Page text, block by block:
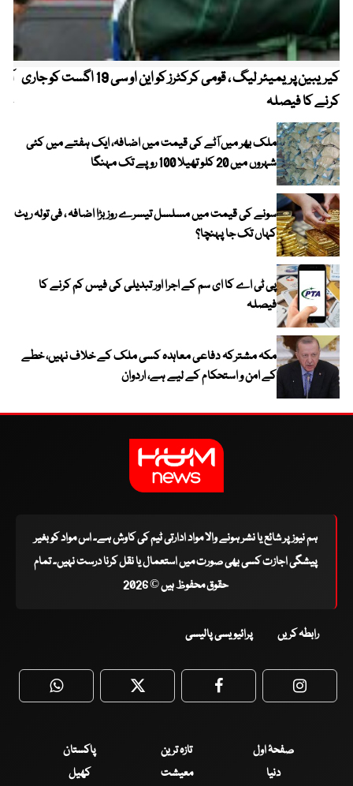
کیریبین پریمیئر لیگ ، قومی کرکٹرز کو این او سی 19 اگست کو جاری
کرنے کا فیصلہ
ملک بھر میں آٹے کی قیمت میں اضافہ، ایک ہفتے میں کئی
شہروں میں 20 کلو تھیلا 100 روپے تک مہنگا
سونے کی قیمت میں مسلسل تیسرے روز بڑا اضافہ ، فی تولہ ریٹ
کہاں تک جا پہنچا؟
پی ٹی اے کا ای سم کے اجرا اور تبدیلی کی فیس کم کرنے کا
فیصلہ
مکہ مشترکہ دفاعی معاہدہ کسی ملک کے خلاف نہیں، خطے
کے امن و استحکام کے لیے ہے، اردوان
ہم نیوز پر شائع یا نشر ہونے والا مواد ادارتی ٹیم کی کاوش ہے۔ اس مواد کو بغیر
پیشگی اجازت کسی بھی صورت میں استعمال یا نقل کرنا درست نہیں۔ تمام
حقوق محفوظ ہیں © 2026
رابطہ کریں پرائیویسی پالیسی
WhatsApp Twitter Facebook
صفحۂ اول تازہ ترین
پاکستان
دنیا
معیشت کھیل